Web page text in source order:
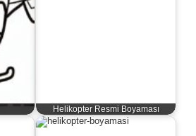
Helikopter Resmi Boyaması